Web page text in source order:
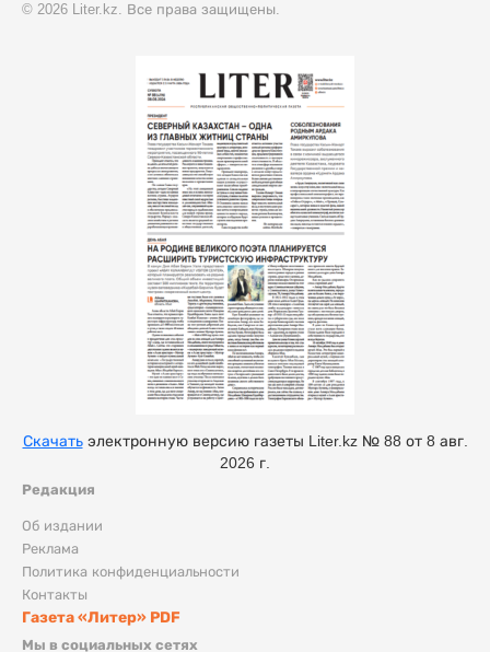
© 2026 Liter.kz. Все права защищены.
Редакция
Об издании
Реклама
Политика конфиденциальности
Контакты
Газета «Литер» PDF
Мы в социальных сетях
Скачатьэлектронную версию газеты Liter.kz № 88 от 8 авг.
2026 г.